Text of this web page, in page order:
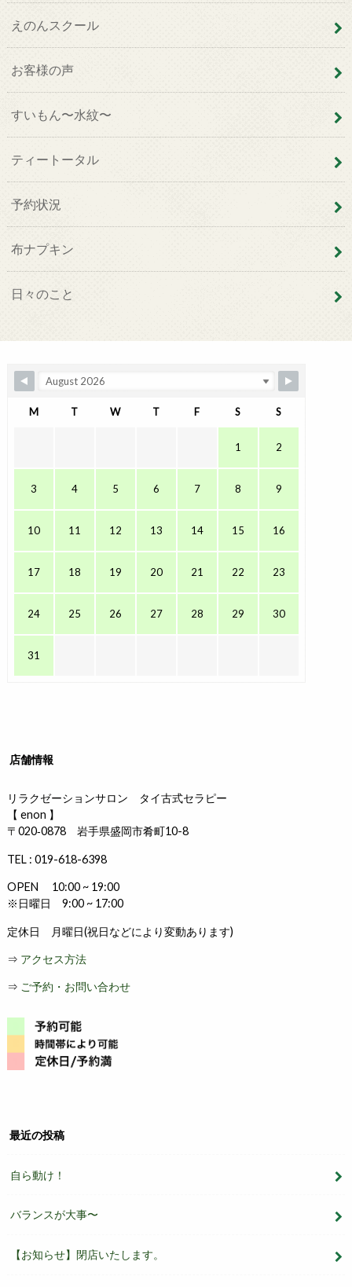
えのんスクール
お客様の声
すいもん〜水紋〜
ティートータル
予約状況
布ナプキン
日々のこと
M T W T F S S
1 2
3 4 5 6 7 8 9
10 11 12 13 14 15 16
17 18 19 20 21 22 23
24 25 26 27 28 29 30
31
店舗情報
リラクゼーションサロン タイ古式セラピー
【 enon 】
〒020‐0878 岩手県盛岡市肴町10-8
TEL : 019-618-6398
OPEN 10:00 ~ 19:00
※日曜日 9:00 ~ 17:00
定休日 月曜日(祝日などにより変動あります)
⇒ アクセス方法
⇒ ご予約・お問い合わせ
最近の投稿
自ら動け！
バランスが大事〜
【お知らせ】閉店いたします。